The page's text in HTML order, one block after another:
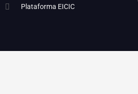
Plataforma EICIC